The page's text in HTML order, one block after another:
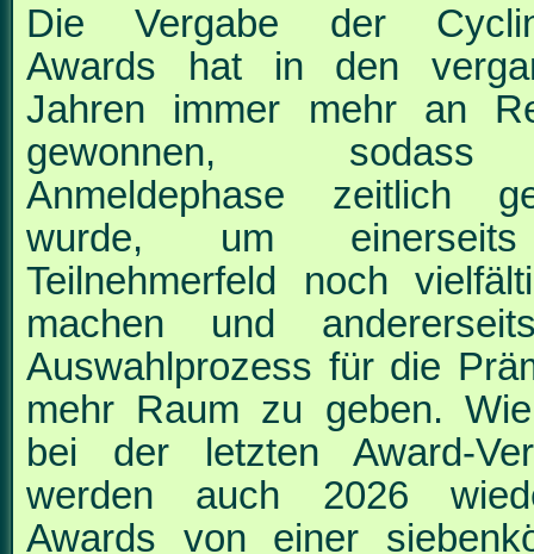
Die Vergabe der
Awards hat in den
Jahren immer mehr an
gewonnen,
Anmeldephase zeitlich
wurde, um
Teilnehmerfeld noch
machen und
Auswahlprozess für die
mehr Raum zu geben.
bei der letzten Award-
werden auch 2026
Awards von einer